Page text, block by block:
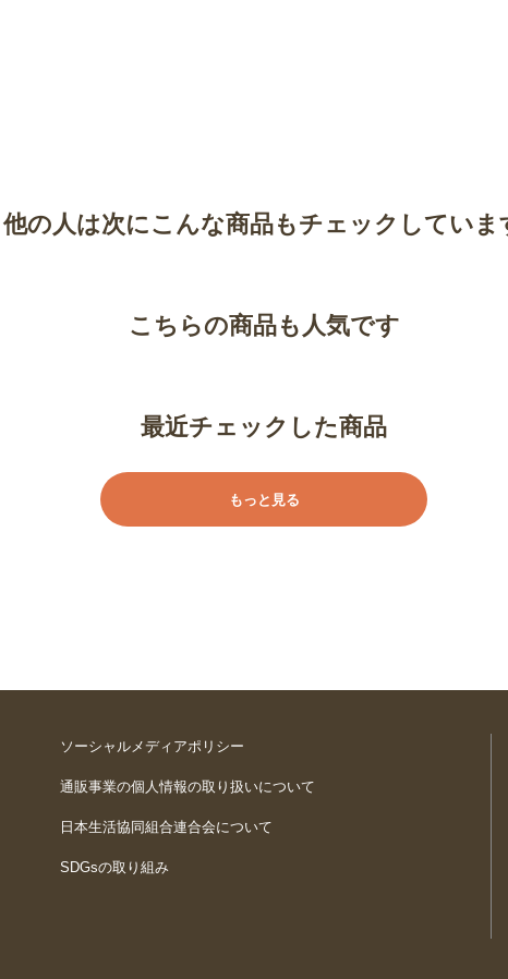
他の人は次にこんな商品もチェックしていま
こちらの商品も人気です
最近チェックした商品
もっと見る
ソーシャルメディアポリシー
通販事業の個人情報の取り扱いについて
日本生活協同組合連合会について
SDGsの取り組み